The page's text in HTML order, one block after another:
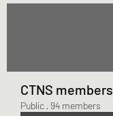
CTNS members
Public · 94 members